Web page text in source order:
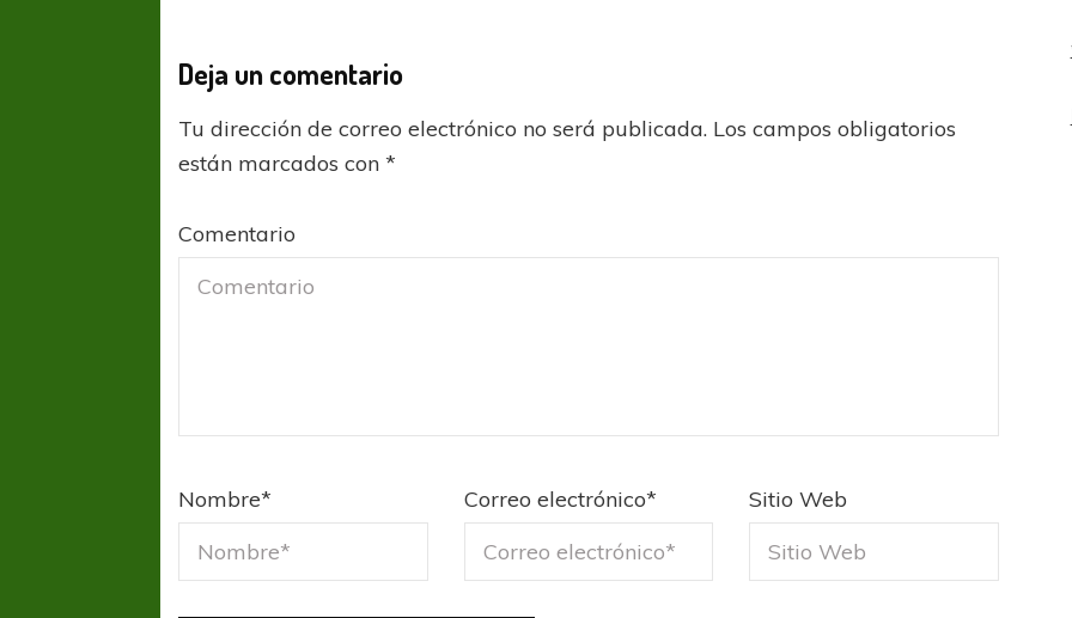
Deja un comentario
Tu dirección de correo electrónico no será publicada. Los campos obligatorios
están marcados con*
Comentario
Nombre* Correo electrónico* Sitio Web